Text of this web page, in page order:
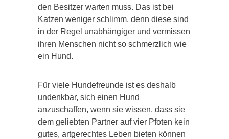
den Besitzer warten muss. Das ist bei
Katzen weniger schlimm, denn diese sind
in der Regel unabhängiger und vermissen
ihren Menschen nicht so schmerzlich wie
ein Hund.
Für viele Hundefreunde ist es deshalb
undenkbar, sich einen Hund
anzuschaffen, wenn sie wissen, dass sie
dem geliebten Partner auf vier Pfoten kein
gutes, artgerechtes Leben bieten können